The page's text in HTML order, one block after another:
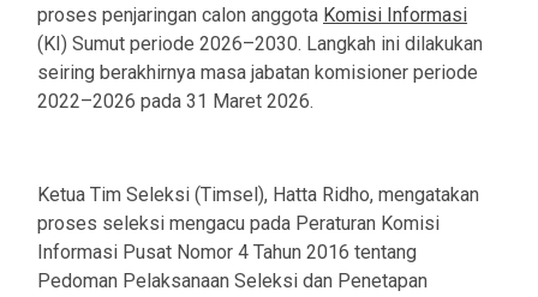
proses penjaringan calon anggota Komisi Informasi
(KI) Sumut periode 2026–2030. Langkah ini dilakukan
seiring berakhirnya masa jabatan komisioner periode
2022–2026 pada 31 Maret 2026.
Ketua Tim Seleksi (Timsel), Hatta Ridho, mengatakan
proses seleksi mengacu pada Peraturan Komisi
Informasi Pusat Nomor 4 Tahun 2016 tentang
Pedoman Pelaksanaan Seleksi dan Penetapan